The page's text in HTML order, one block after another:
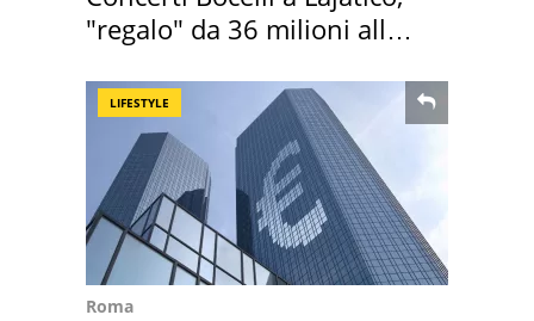
"regalo" da 36 milioni alla
LIFESTYLE
Roma